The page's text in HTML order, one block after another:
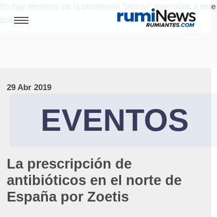
No hay términos de la taxonomía "paises" asociados a este
post.
29 Abr 2019
EVENTOS
La prescripción de
antibióticos en el norte de
España por Zoetis